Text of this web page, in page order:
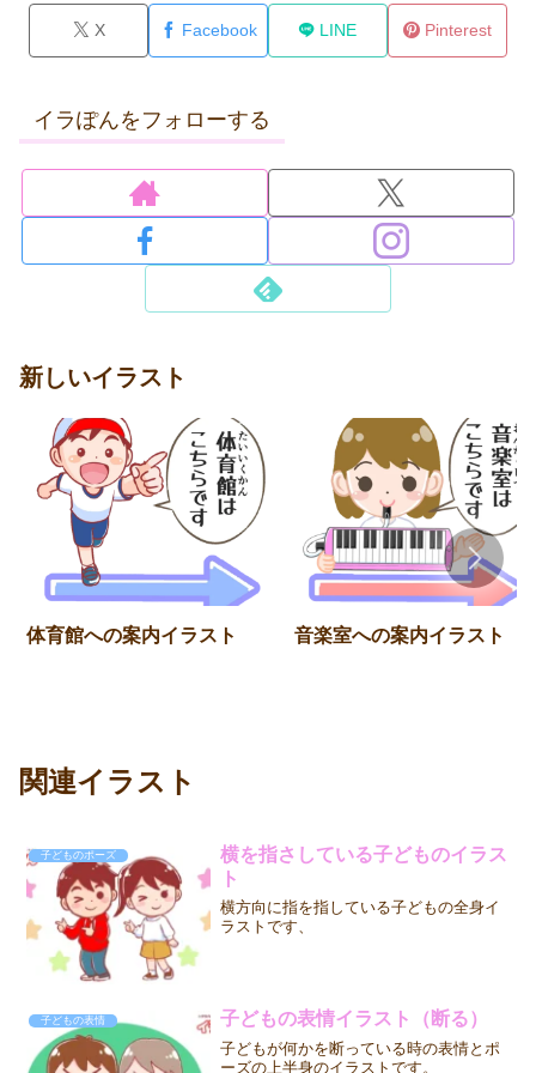
X Facebook LINE Pinterest
イラぽんをフォローする
新しいイラスト
体育館への案内イラスト 音楽室への案内イラスト
関連イラスト
子どものポーズ
横を指さしている子どものイラス
ト
横方向に指を指している子どもの全身イ
ラストです、
子どもの表情 子どもの表情イラスト（断る）
子どもが何かを断っている時の表情とポ
ーズの上半身のイラストです。